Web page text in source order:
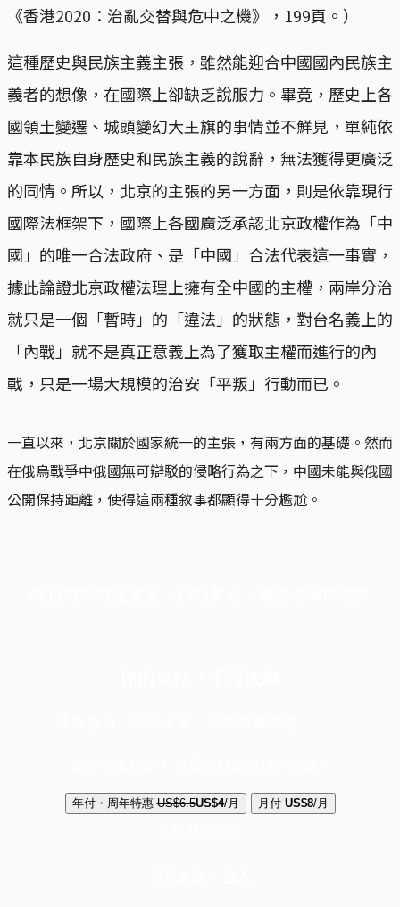
《香港2020：治亂交替與危中之機》，199頁。）
這種歷史與民族主義主張，雖然能迎合中國國內民族主
義者的想像，在國際上卻缺乏說服力。畢竟，歷史上各
國領土變遷、城頭變幻大王旗的事情並不鮮見，單純依
靠本民族自身歷史和民族主義的說辭，無法獲得更廣泛
的同情。所以，北京的主張的另一方面，則是依靠現行
國際法框架下，國際上各國廣泛承認北京政權作為「中
國」的唯一合法政府、是「中國」合法代表這一事實，
據此論證北京政權法理上擁有全中國的主權，兩岸分治
就只是一個「暫時」的「違法」的狀態，對台名義上的
「內戰」就不是真正意義上為了獲取主權而進行的內
戰，只是一場大規模的治安「平叛」行動而已。
一直以來，北京關於國家統一的主張，有兩方面的基礎。然而
在俄烏戰爭中俄國無可辯駁的侵略行為之下，中國未能與俄國
公開保持距離，使得這兩種敘事都顯得十分尷尬。
年付・周年特惠 US$6.5US$4/月 月付 US$8/月